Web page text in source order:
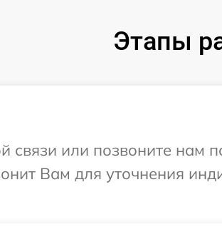
Этапы
связи или позвоните нам
Вам для уточнения